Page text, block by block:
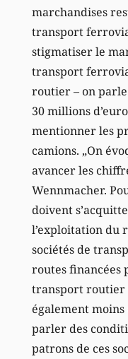
marchandises
transport
stigmatiser le
transport
routier – on parle
30 millions
mentionner les
camions. „On
avancer les
Wennmacher.
doivent
l’exploitation du
sociétés de
routes financées
transport routier
également moins
parler des
patrons de ces